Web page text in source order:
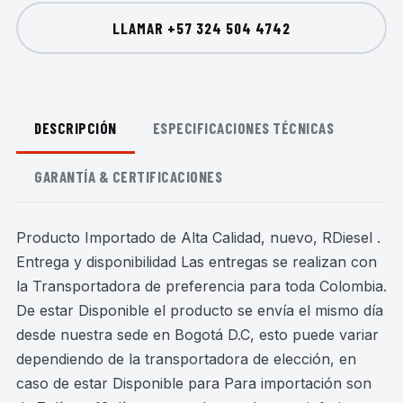
LLAMAR +57 324 504 4742
DESCRIPCIÓN ESPECIFICACIONES TÉCNICAS
GARANTÍA & CERTIFICACIONES
Producto Importado de Alta Calidad, nuevo, RDiesel .
Entrega y disponibilidad Las entregas se realizan con
la Transportadora de preferencia para toda Colombia.
De estar Disponible el producto se envía el mismo día
desde nuestra sede en Bogotá D.C, esto puede variar
dependiendo de la transportadora de elección, en
caso de estar Disponible para Para importación son